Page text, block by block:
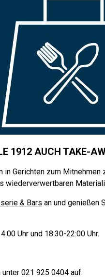
1912 AUCH TAKE-
Gerichten zum
wiederverwertbaren
& Bars an und genießen
Uhr und 18:30-22:00 Uhr.
021 925 0404 auf.